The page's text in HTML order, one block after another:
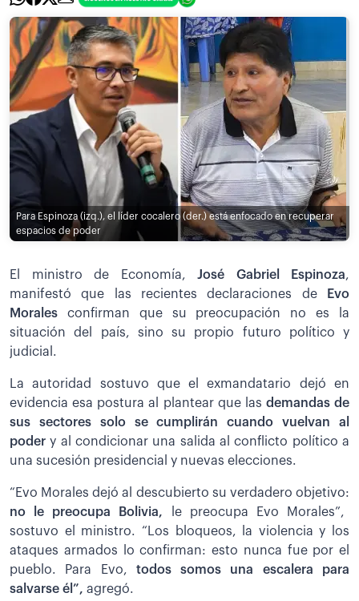
Para Espinoza (izq.), el líder cocalero (der.) está enfocado en recuperar
espacios de poder
El ministro de Economía, José Gabriel Espinoza,
manifestó que las recientes declaraciones de
Evo
Morales confirman que su preocupación no es la
situación del país, sino su propio futuro político y
judicial.
La autoridad sostuvo que el exmandatario dejó en
evidencia esa postura al plantear que las demandas de
sus sectores solo se cumplirán cuando vuelvan al
podery al condicionar una salida al conflicto político a
una sucesión presidencial y nuevas elecciones.
“Evo Morales dejó al descubierto su verdadero objetivo:
no le preocupa Bolivia, le preocupa Evo Morales”,
sostuvo el ministro. “Los bloqueos, la violencia y los
ataques armados lo confirman: esto nunca fue por el
pueblo. Para Evo, todos somos una escalera para
salvarse él”, agregó.